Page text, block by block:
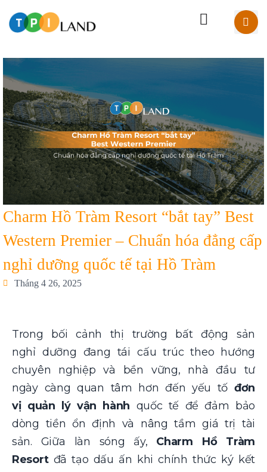
Charm Hồ Tràm Resort “bắt tay” Best
Western Premier – Chuẩn hóa đẳng cấp
nghỉ dưỡng quốc tế tại Hồ Tràm
Tháng 4 26, 2025
Trong bối cảnh thị trường bất động sản
nghỉ dưỡng đang tái cấu trúc theo hướng
chuyên nghiệp và bền vững, nhà đầu tư
ngày càng quan tâm hơn đến yếu tố đơn
vị quản lý vận hành quốc tế để đảm bảo
dòng tiền ổn định và nâng tầm giá trị tài
sản. Giữa làn sóng ấy, Charm Hồ Tràm
Resortđã tạo dấu ấn khi chính thức ký kết